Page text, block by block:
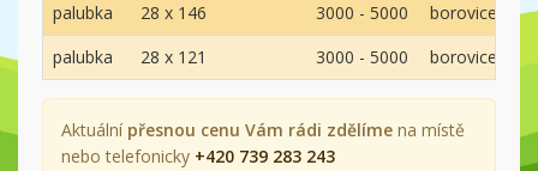
palubka
28 x 146 3000 - 5000 borovice
palubka
28 x 121 3000 - 5000 borovice
Aktuální přesnou cenu Vám rádi zdělíme na místě
nebo telefonicky +420 739 283 243